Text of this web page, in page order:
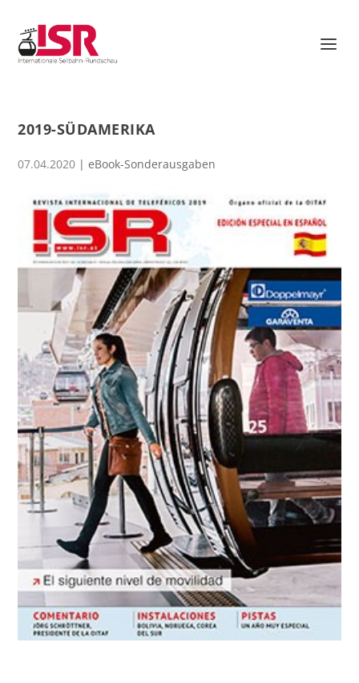
2019-SÜDAMERIKA
07.04.2020 |eBook-Sonderausgaben